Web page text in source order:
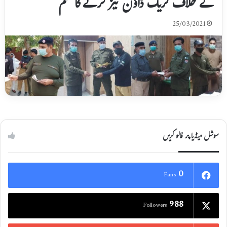
25/03/2021
سوشل میڈیا پر فالو کریں
0
Fans
988
Followers